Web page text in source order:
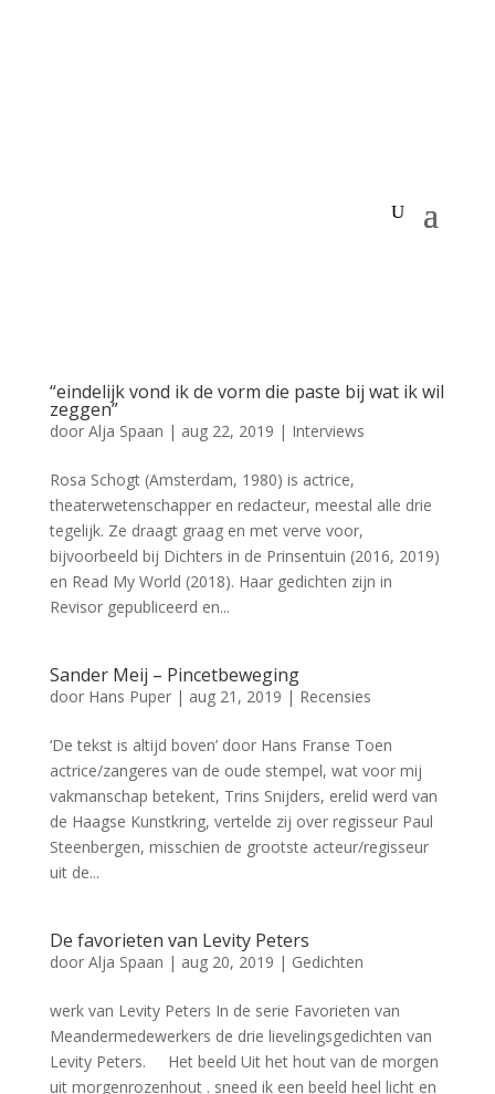
“eindelijk vond ik de vorm die paste bij wat ik wil
zeggen”
door Alja Spaan | aug 22, 2019 | Interviews
Rosa Schogt (Amsterdam, 1980) is actrice,
theaterwetenschapper en redacteur, meestal alle drie
tegelijk. Ze draagt graag en met verve voor,
bijvoorbeeld bij Dichters in de Prinsentuin (2016, 2019)
en Read My World (2018). Haar gedichten zijn in
Revisor gepubliceerd en...
Sander Meij – Pincetbeweging
door Hans Puper| aug 21, 2019 | Recensies
‘De tekst is altijd boven’ door Hans Franse Toen
actrice/zangeres van de oude stempel, wat voor mij
vakmanschap betekent, Trins Snijders, erelid werd van
de Haagse Kunstkring, vertelde zij over regisseur Paul
Steenbergen, misschien de grootste acteur/regisseur
uit de...
De favorieten van Levity Peters
door Alja Spaan | aug 20, 2019 | Gedichten
werk van Levity Peters In de serie Favorieten van
Meandermedewerkers de drie lievelingsgedichten van
Levity Peters. Het beeld Uit het hout van de morgen
uit morgenrozenhout . sneed ik een beeld heel licht en